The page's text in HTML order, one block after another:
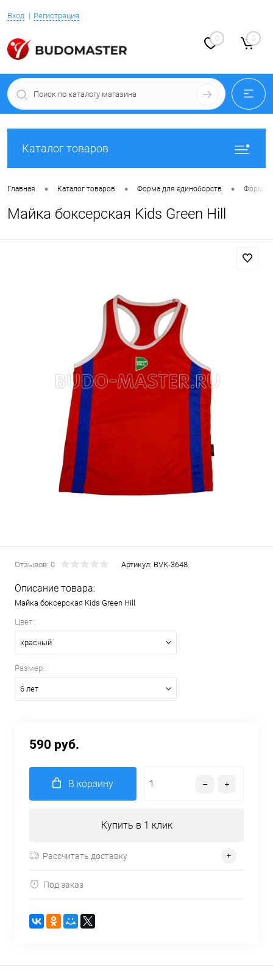
Вход Регистрация
0 0
Каталог товаров
Главная • Каталог товаров • Форма для единоборств • Форма
Майка боксерская Kids Green Hill
Отзывов: 0 Артикул: BVK-3648
Описание товара:
Майка боксерская Kids Green Hill
Цвет :
красный
Размер :
6 лет
590 руб.
В корзину
Купить в 1 клик
Рассчитать доставку
Под заказ